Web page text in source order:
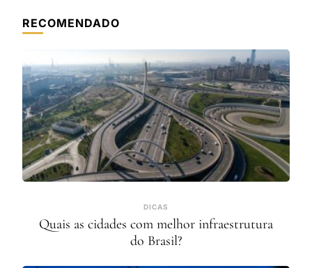
RECOMENDADO
DICAS
Quais as cidades com melhor infraestrutura
do Brasil?